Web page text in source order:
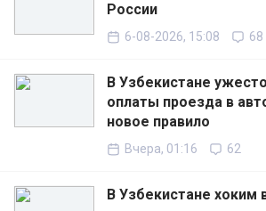
России
6-08-2026, 15:08 68
В Узбекистане
оплаты проезда в
новое правило
Вчера, 01:16 62
В Узбекистане хоким